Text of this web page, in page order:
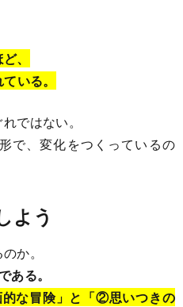
、
いる。
ではない。
で、変化をつくっているの
よう
か。
ある。
な冒険」と「②思いつきの